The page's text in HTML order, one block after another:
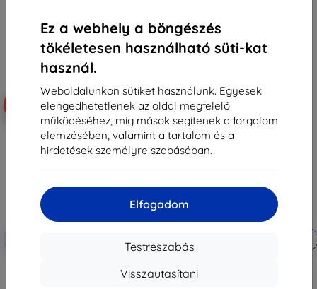
Ez a webhely a böngészés
tökéletesen használható süti-kat
használ.
Weboldalunkon sütiket használunk. Egyesek
elengedhetetlenek az oldal megfelelő
működéséhez, míg mások segítenek a forgalom
elemzésében, valamint a tartalom és a
hirdetések személyre szabásában.
Elfogadom
Testreszabás
Visszautasítani
Ingyenes szállítás
SMART5
-5%
-5%